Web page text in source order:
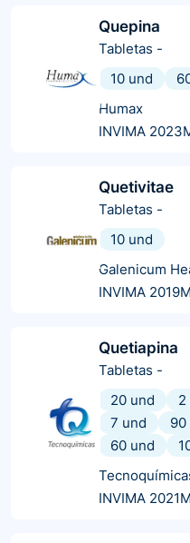
Quepina
Tabletas -
10 und
Humax
INVIMA
Quetivitae
Tabletas -
10 und
Galenicum
INVIMA
Quetiapina
Tabletas -
20 und
2
7 und
90
60 und
INVIMA